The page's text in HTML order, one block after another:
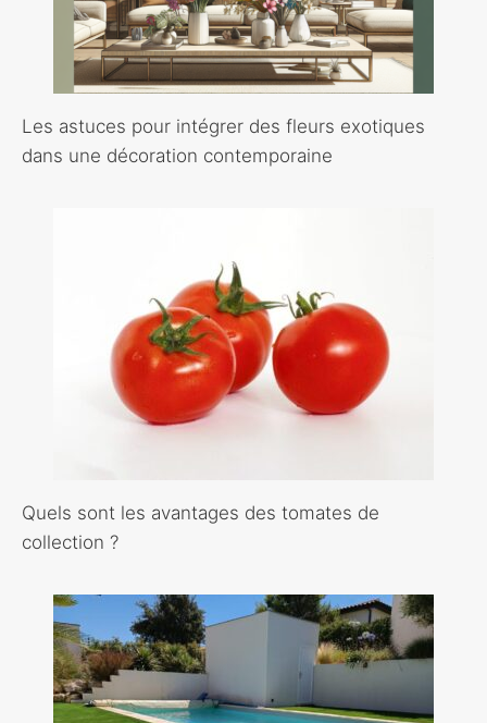
Les astuces pour intégrer des fleurs exotiques
dans une décoration contemporaine
Quels sont les avantages des tomates de
collection ?